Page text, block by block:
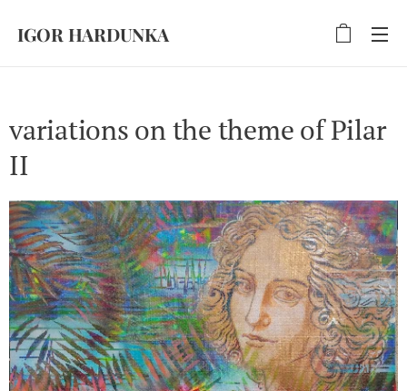
IGOR HARDUNKA
variations on the theme of Pilar
II